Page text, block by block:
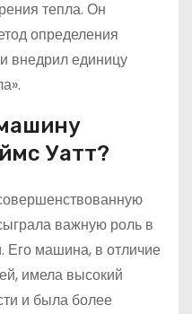
тепла. Он
определения
внедрил единицу
Уатт?
важную роль в
машина, в отличие
имела высокий
и была более